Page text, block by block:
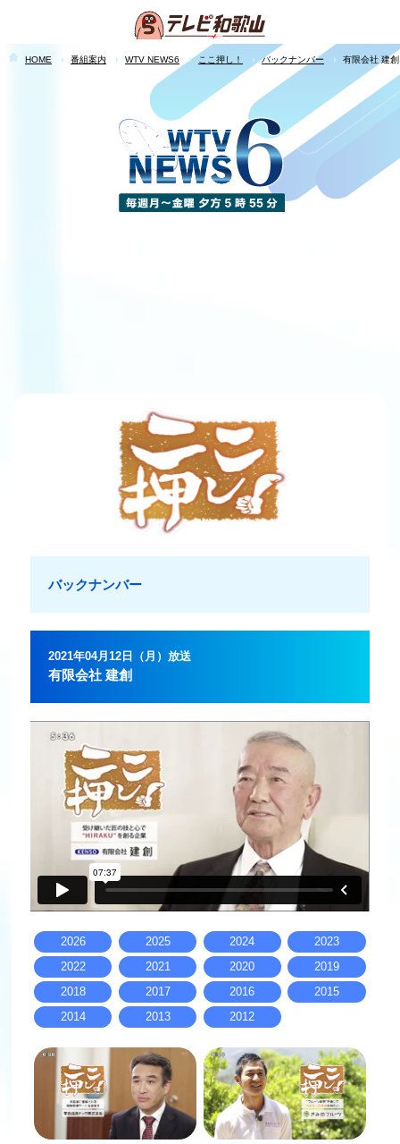
HOME 番組案内 WTV NEWS6 ここ押し！ バックナンバー 有限会社 建創
バックナンバー
2021年04月12日（月）放送
有限会社 建創
2026 2025 2024
2023
2022
2021 2020
2019
2018
2017 2016
2015
2014
2013 2012